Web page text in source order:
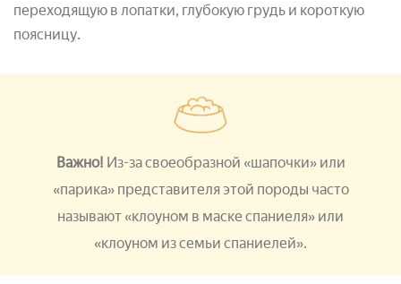
переходящую в лопатки, глубокую грудь и короткую
поясницу.
Важно! Из-за своеобразной «шапочки» или
«парика» представителя этой породы часто
называют «клоуном в маске спаниеля» или
«клоуном из семьи спаниелей».